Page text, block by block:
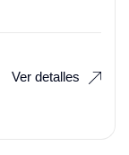
Ver detalles